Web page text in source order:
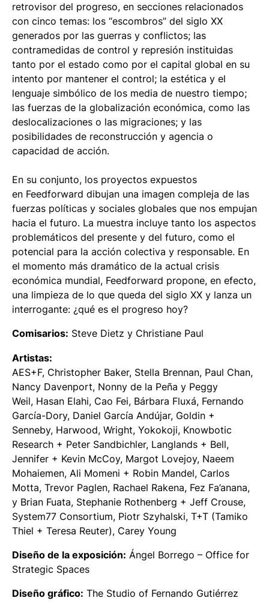
retrovisor del progreso, en secciones relacionados
con cinco temas: los “escombros” del siglo XX
generados por las guerras y conflictos; las
contramedidas de control y represión instituidas
tanto por el estado como por el capital global en su
intento por mantener el control; la estética y el
lenguaje simbólico de los media de nuestro tiempo;
las fuerzas de la globalización económica, como las
deslocalizaciones o las migraciones; y las
posibilidades de reconstrucción y agencia o
capacidad de acción.
En su conjunto, los proyectos expuestos
en Feedforward dibujan una imagen compleja de las
fuerzas políticas y sociales globales que nos empujan
hacia el futuro. La muestra incluye tanto los aspectos
problemáticos del presente y del futuro, como el
potencial para la acción colectiva y responsable. En
el momento más dramático de la actual crisis
económica mundial, Feedforward propone, en efecto,
una limpieza de lo que queda del siglo XX y lanza un
interrogante: ¿qué es el progreso hoy?
Comisarios: Steve Dietz y Christiane Paul
Artistas:
AES+F, Christopher Baker, Stella Brennan, Paul Chan,
Nancy Davenport, Nonny de la Peña y Peggy
Weil, Hasan Elahi, Cao Fei, Bárbara Fluxá, Fernando
García-Dory, Daniel García Andújar, Goldin +
Senneby, Harwood, Wright, Yokokoji, Knowbotic
Research + Peter Sandbichler, Langlands + Bell,
Jennifer + Kevin McCoy, Margot Lovejoy, Naeem
Mohaiemen, Ali Momeni + Robin Mandel, Carlos
Motta, Trevor Paglen, Rachael Rakena, Fez Fa’anana,
y Brian Fuata, Stephanie Rothenberg + Jeff Crouse,
System77 Consortium, Piotr Szyhalski, T+T (Tamiko
Thiel + Teresa Reuter), Carey Young
Diseño de la exposición: Ángel Borrego – Office for
Strategic Spaces
Diseño gráfico: The Studio of Fernando Gutiérrez